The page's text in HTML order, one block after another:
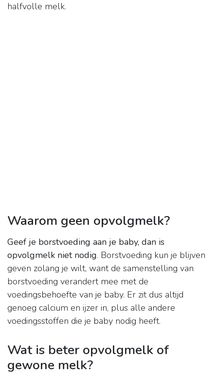
halfvolle melk.
Waarom geen opvolgmelk?
Geef je borstvoeding aan je baby, dan is
opvolgmelk niet nodig. Borstvoeding kun je blijven
geven zolang je wilt, want de samenstelling van
borstvoeding verandert mee met de
voedingsbehoefte van je baby. Er zit dus altijd
genoeg calcium en ijzer in, plus alle andere
voedingsstoffen die je baby nodig heeft.
Wat is beter opvolgmelk of
gewone melk?